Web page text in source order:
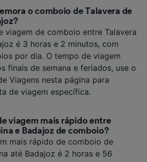
o comboio de Talavera de
viagem de comboio entre Talavera
é 3 horas e 2 minutos, com
por dia. O tempo de viagem
finais de semana e feriados, use o
Viagens nesta página para
de viagem específica.
viagem mais rápido entre
e Badajoz de comboio?
mais rápido de comboio de
até Badajoz é 2 horas e 56